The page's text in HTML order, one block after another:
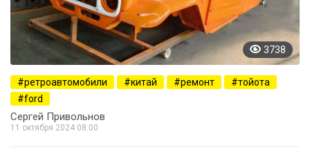
3738
ретроавтомобили китай ремонт
тойота
ford
Сергей Привольнов
11 октября 2024 08:00